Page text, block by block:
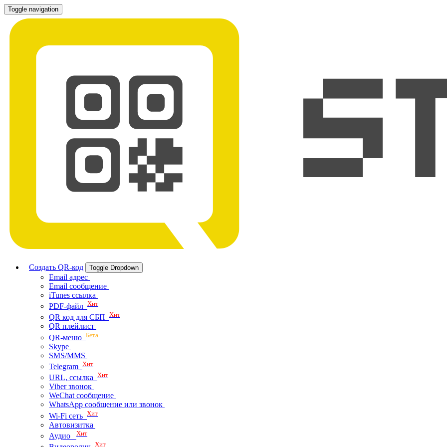
Toggle navigation
Создать QR-код Toggle Dropdown
Email адрес
Email сообщение
iTunes ссылка
PDF-файл Хит
QR код для СБП Хит
QR плейлист
QR-меню Бета
Skype
SMS/MMS
Telegram Хит
URL, ссылка Хит
Viber звонок
WeChat сообщение
WhatsApp сообщение или звонок
Wi-Fi сеть Хит
Автовизитка
Аудио Хит
Хит